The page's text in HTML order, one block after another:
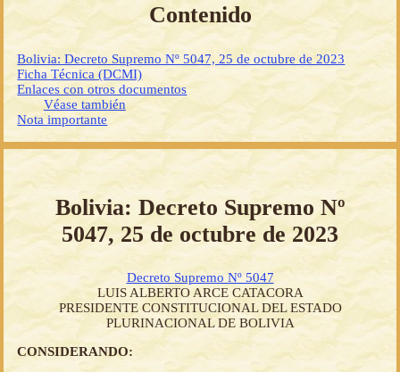
Contenido
Bolivia: Decreto Supremo Nº 5047, 25 de octubre de 2023
Ficha Técnica (DCMI)
Enlaces con otros documentos
Véase también
Nota importante
Bolivia: Decreto Supremo Nº
5047, 25 de octubre de 2023
Decreto Supremo Nº 5047
LUIS ALBERTO ARCE CATACORA
PRESIDENTE CONSTITUCIONAL DEL ESTADO
PLURINACIONAL DE BOLIVIA
CONSIDERANDO: